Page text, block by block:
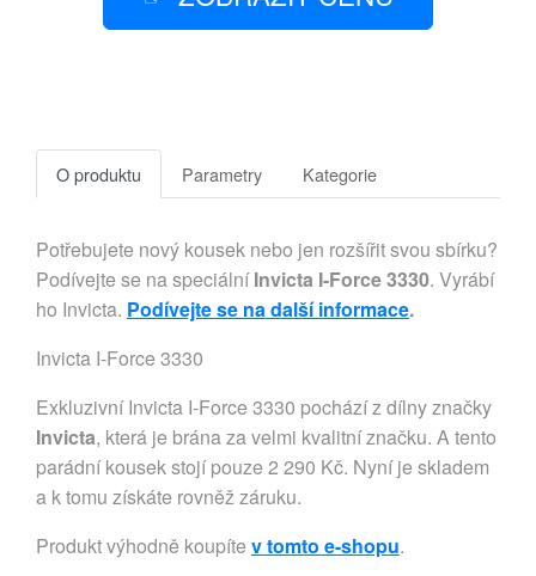
O produktu Parametry Kategorie
Potřebujete nový kousek nebo jen rozšířit svou sbírku?
Podívejte se na speciálníInvicta I-Force 3330. Vyrábí
ho Invicta. Podívejte se na další informace.
Invicta I-Force 3330
Exkluzivní Invicta I-Force 3330 pochází z dílny značky
Invicta, která je brána za velmi kvalitní značku. A tento
parádní kousek stojí pouze 2 290 Kč. Nyní je skladem
a k tomu získáte rovněž záruku.
Produkt výhodně koupíte v tomto e-shopu.